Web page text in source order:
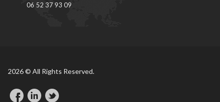
06 52 37 93 09
2026 © All Rights Reserved.